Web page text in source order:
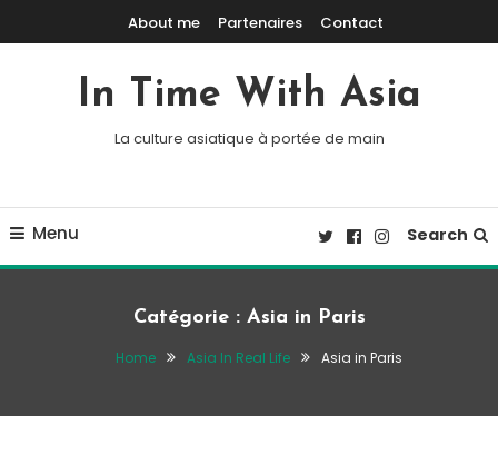
Skip To ContentAbout me Partenaires Contact
In Time With Asia
La culture asiatique à portée de main
Menu Search
Catégorie : Asia in Paris
Home Asia In Real Life Asia in Paris